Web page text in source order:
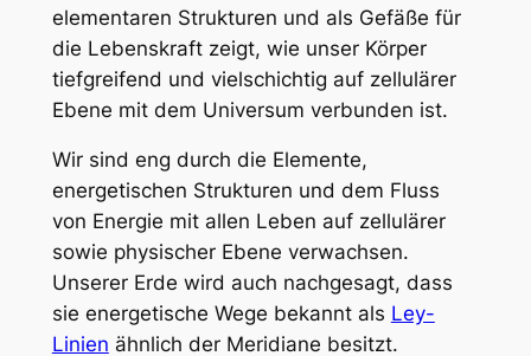
elementaren Strukturen und als Gefäße für
die Lebenskraft zeigt, wie unser Körper
tiefgreifend und vielschichtig auf zellulärer
Ebene mit dem Universum verbunden ist.
Wir sind eng durch die Elemente,
energetischen Strukturen und dem Fluss
von Energie mit allen Leben auf zellulärer
sowie physischer Ebene verwachsen.
Unserer Erde wird auch nachgesagt, dass
sie energetische Wege bekannt als Ley-
Linien ähnlich der Meridiane besitzt.